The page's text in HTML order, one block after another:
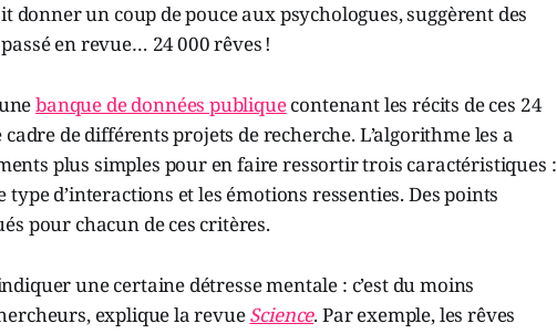
donner un coup de pouce aux psychologues, suggèrent des
en revue… 24 000 rêves !
banque de données publiquecontenant les récits de ces 24
de différents projets de recherche. L’algorithme les a
plus simples pour en faire ressortir trois caractéristiques :
type d’interactions et les émotions ressenties. Des points
pour chacun de ces critères.
une certaine détresse mentale : c’est du moins
explique la revueScience. Par exemple, les rêves